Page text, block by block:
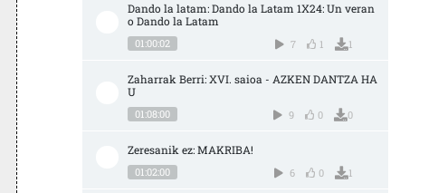
Dando la latam: Dando la Latam 1X24: Un veran
o Dando la Latam
01:00:02 7 1 1
Zaharrak Berri: XVI. saioa - AZKEN DANTZA HA
U
01:08:00 9 0 0
Zeresanik ez: MAKRIBA!
01:02:00 6 0 1